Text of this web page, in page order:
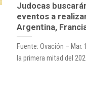
Judocas
eventos a
Argentina,
Fuente: Ovación –
la primera mitad del